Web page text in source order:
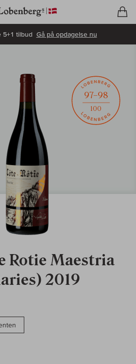
5+1 tilbud Gå på opdagelse nu
Rotie Maestria
2019
97–98
100